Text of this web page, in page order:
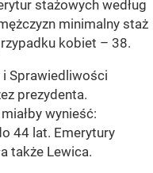
stażowych według
minimalny staż
kobiet – 38.
Sprawiedliwości
prezydenta.
wynieść:
44 lat. Emerytury
także Lewica.